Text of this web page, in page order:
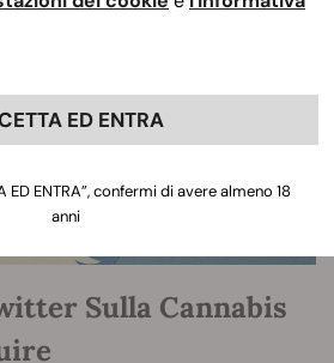
Sulla Cannabis
ED ENTRA
ED ENTRA”, confermi di avere almeno 18
anni